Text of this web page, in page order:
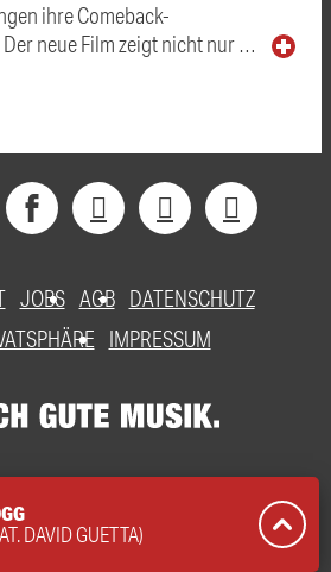
ihre Comeback-
neue Film zeigt nicht nur …
JOBS AGB DATENSCHUTZ
IMPRESSUM
DAVID GUETTA)